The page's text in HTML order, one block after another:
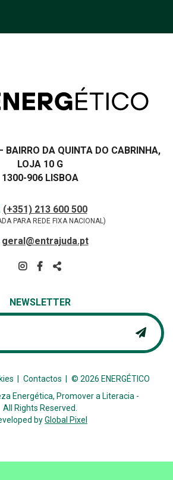
BAIRRO DA QUINTA DO CABRINHA,
LOJA 10 G
1300-906 LISBOA
(+351) 213 600 500
PARA REDE FIXA NACIONAL)
geral@entrajuda.pt
NEWSLETTER
Contactos
© 2026 ENERGÉTICO
Energética, Promover a Literacia -
All Rights Reserved.
byGlobal Pixel